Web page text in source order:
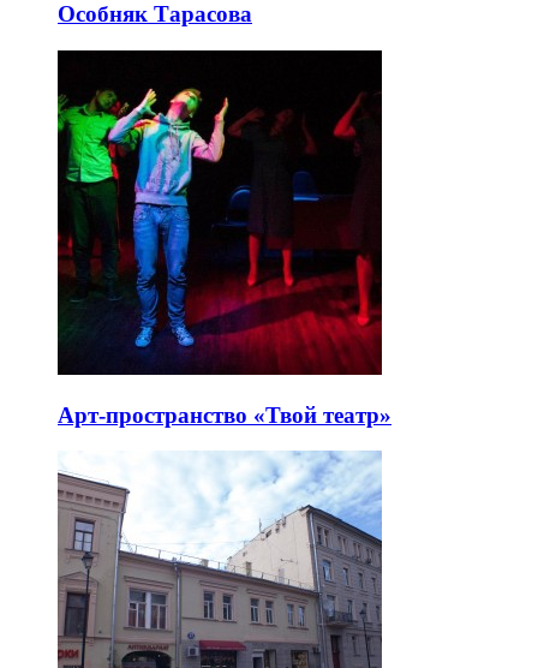
Особняк Тарасова
Арт-пространство «Твой театр»